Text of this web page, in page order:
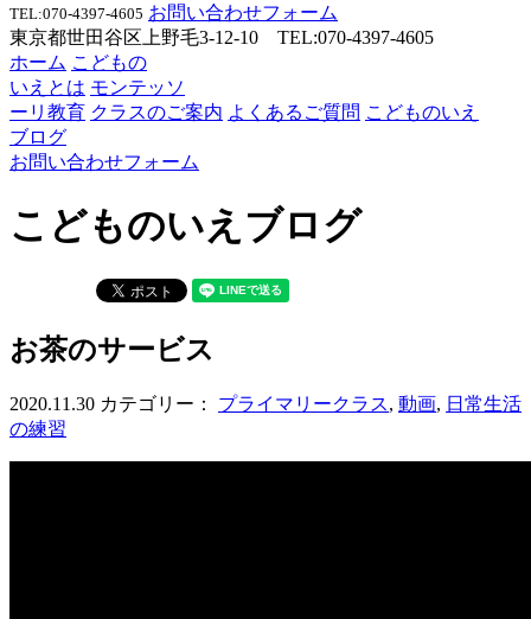
TEL:070-4397-4605 お問い合わせフォーム
東京都世田谷区上野毛3-12-10 TEL:070-4397-4605
ホーム こどもの
いえとは モンテッソ
ーリ教育 クラスのご案内 よくあるご質問 こどものいえ
ブログ
お問い合わせフォーム
こどものいえブログ
お茶のサービス
2020.11.30 カテゴリー： プライマリークラス, 動画, 日常生活
の練習